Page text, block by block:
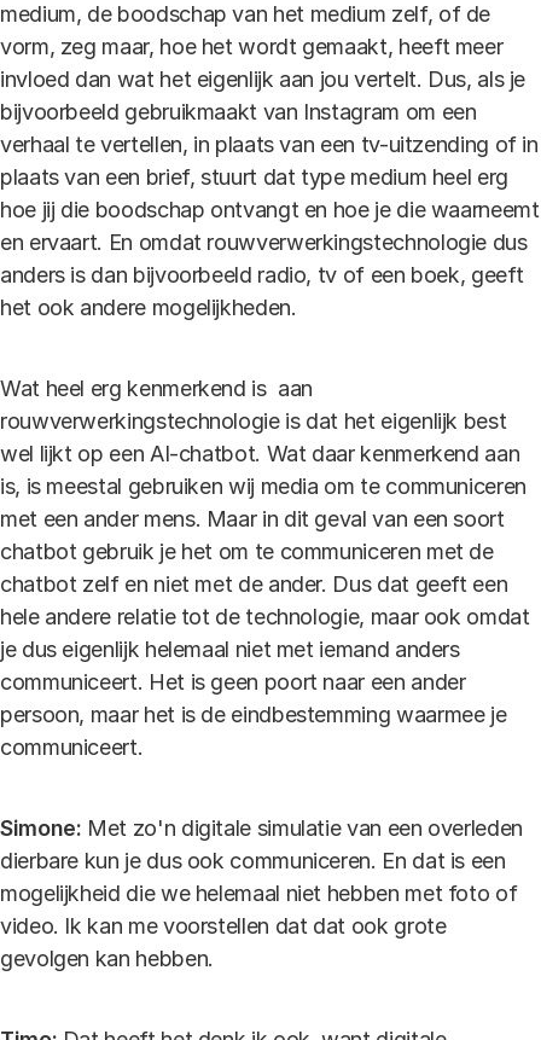
medium, de boodschap van het medium zelf, of de
vorm, zeg maar, hoe het wordt gemaakt, heeft meer
invloed dan wat het eigenlijk aan jou vertelt. Dus, als je
bijvoorbeeld gebruikmaakt van Instagram om een
verhaal te vertellen, in plaats van een tv-uitzending of in
plaats van een brief, stuurt dat type medium heel erg
hoe jij die boodschap ontvangt en hoe je die waarneemt
en ervaart. En omdat rouwverwerkingstechnologie dus
anders is dan bijvoorbeeld radio, tv of een boek, geeft
het ook andere mogelijkheden.
Wat heel erg kenmerkend is aan
rouwverwerkingstechnologie is dat het eigenlijk best
wel lijkt op een AI-chatbot. Wat daar kenmerkend aan
is, is meestal gebruiken wij media om te communiceren
met een ander mens. Maar in dit geval van een soort
chatbot gebruik je het om te communiceren met de
chatbot zelf en niet met de ander. Dus dat geeft een
hele andere relatie tot de technologie, maar ook omdat
je dus eigenlijk helemaal niet met iemand anders
communiceert. Het is geen poort naar een ander
persoon, maar het is de eindbestemming waarmee je
communiceert.
Simone: Met zo'n digitale simulatie van een overleden
dierbare kun je dus ook communiceren. En dat is een
mogelijkheid die we helemaal niet hebben met foto of
video. Ik kan me voorstellen dat dat ook grote
gevolgen kan hebben.